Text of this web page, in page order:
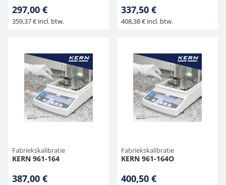
297,00 €
359,37 € incl. btw.
337,50 €
408,38 € incl. btw.
Fabriekskalibratie
KERN 961-164
387,00 €
Fabriekskalibratie
KERN 961-164O
400,50 €